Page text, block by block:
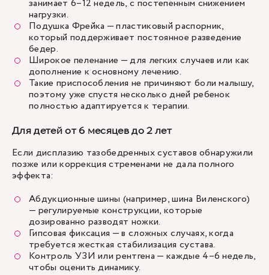
занимает 6–12 недель, с постепенным снижением
нагрузки.
Подушка Фрейка — пластиковый распорник,
который поддерживает постоянное разведение
бедер.
Широкое пеленание — для легких случаев или как
дополнение к основному лечению.
Такие приспособления не причиняют боли малышу,
поэтому уже спустя несколько дней ребенок
полностью адаптируется к терапии.
Для детей от 6 месяцев до 2 лет
Если дисплазию тазобедренных суставов обнаружили
позже или коррекция стременами не дала полного
эффекта:
Абдукционные шины (например, шина Виленского)
— регулируемые конструкции, которые
дозированно разводят ножки.
Гипсовая фиксация — в сложных случаях, когда
требуется жесткая стабилизация сустава.
Контроль УЗИ или рентгена — каждые 4–6 недель,
чтобы оценить динамику.